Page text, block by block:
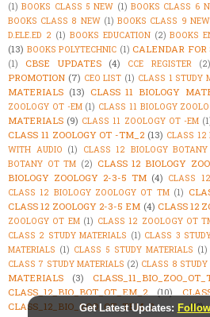
(1) BOOKS CLASS 5 NEW (1) BOOKS CLASS 6
BOOKS CLASS 8 NEW (1) BOOKS CLASS 9 NEW
D.ELE.ED 2 (1) BOOKS EDUCATION (2) BOOKS
(13) BOOKS POLYTECHNIC (1) CALENDAR FOR
(1)
CBSE UPDATES (4) CCE REGISTER (2)
PROMOTION (7) CEO LIST (1) CLASS 1 STUDY
MATERIALS (13) CLASS 11 BIOLOGY
ZOOLOGY OT -EM (1) CLASS 11 BIOLOGY
MATERIALS (9) CLASS 11 ZOOLOGY OT -EM
CLASS 11 ZOOLOGY OT -TM_2 (13) CLASS 12
WITH AUDIO (1) CLASS 12 BIOLOGY
BOTANY OT TM (2) CLASS 12 BIOLOGY
BIOLOGY ZOOLOGY 2-3-5 TM (4) CLASS
CLASS 12 BIOLOGY ZOOLOGY OT TM (1)
CLASS 12 ZOOLOGY 2-3-5 EM (4) CLASS 12
ZOOLOGY OT EM (1) CLASS 12 ZOOLOGY OT
CLASS 2 STUDY MATERIALS (1) CLASS 3
MATERIALS (1) CLASS 5 STUDY MATERIALS (1)
CLASS 7 STUDY MATERIALS (2) CLASS 8 STUDY
MATERIALS
(3)
CLASS_12_BIO_BOT_OT_EM_2
(10)
CLASS_12_BIO_ZOO_OT_TEM_2
(12)
Get Latest Updates: